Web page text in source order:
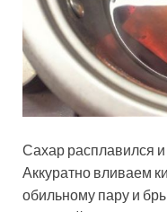
Сахар расплавился
Аккуратно вливаем
обильному пару и